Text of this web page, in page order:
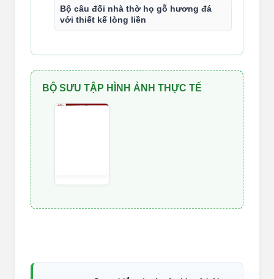
Bộ câu đối nhà thờ họ gỗ hương đá
với thiết kế lòng liền
BỘ SƯU TẬP HÌNH ẢNH THỰC TẾ